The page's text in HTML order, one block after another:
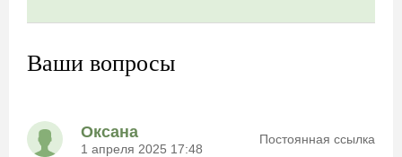
Ваши вопросы
Оксана
1 апреля 2025 17:48
Постоянная ссылка